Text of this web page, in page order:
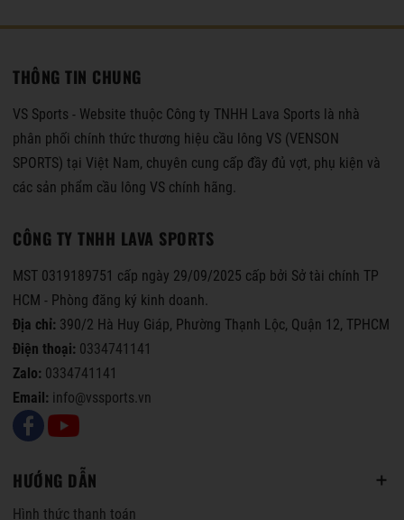
THÔNG TIN CHUNG
VS Sports - Website thuộc Công ty TNHH Lava Sports là nhà
phân phối chính thức thương hiệu cầu lông VS (VENSON
SPORTS) tại Việt Nam, chuyên cung cấp đầy đủ vợt, phụ kiện và
các sản phẩm cầu lông VS chính hãng.
CÔNG TY TNHH LAVA SPORTS
MST 0319189751 cấp ngày 29/09/2025 cấp bởi Sở tài chính TP
HCM - Phòng đăng ký kinh doanh.
Địa chỉ: 390/2 Hà Huy Giáp, Phường Thạnh Lộc, Quận 12, TPHCM
Điện thoại: 0334741141
Zalo: 0334741141
Email: info@vssports.vn
HƯỚNG DẪN
Hình thức thanh toán